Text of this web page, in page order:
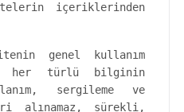
içeriklerinden
genel kullanım
her türlü bilginin
sergileme ve
alınamaz, sürekli,